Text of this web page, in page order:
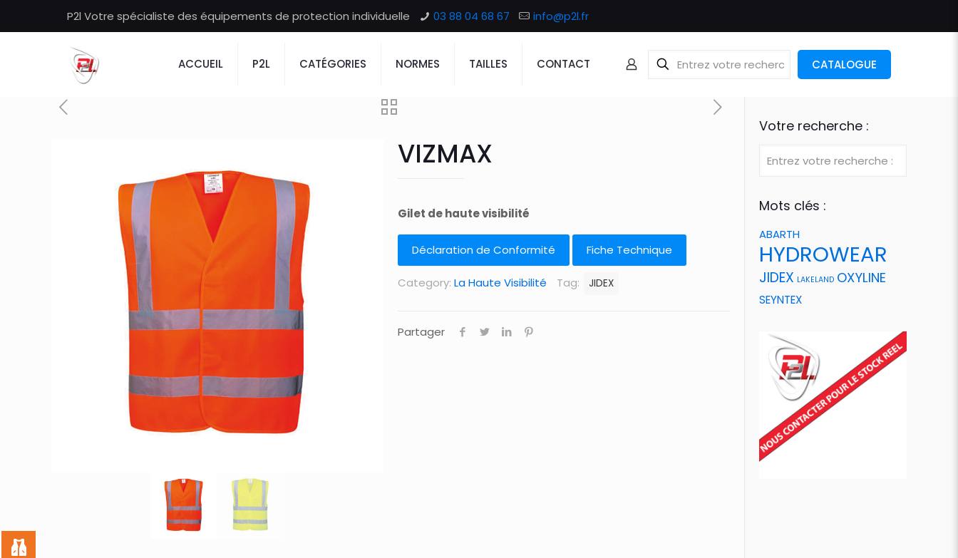
P2l Votre spécialiste des équipements de protection individuelle 03 88 04 68 67 info@p2l.fr
ACCUEIL P2L CATÉGORIES NORMES TAILLES CONTACT CATALOGUE
VIZMAX
Gilet de haute visibilité
Déclaration de Conformité Fiche Technique
Category: La Haute Visibilité Tag: JIDEX
Partager
Votre recherche :
Mots clés :
ABARTH
HYDROWEAR
JIDEX LAKELAND OXYLINE
SEYNTEX